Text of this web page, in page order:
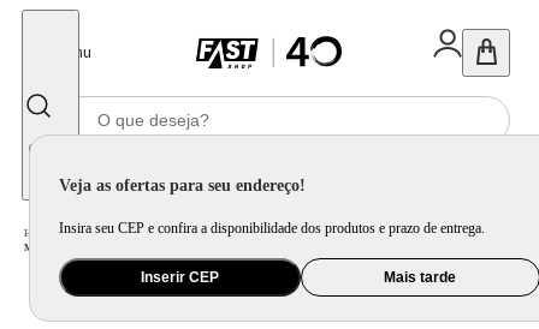
Menu
Veja as ofertas para seu endereço!
Insira seu CEP e confira a disponibilidade dos produtos e prazo de entrega.
Inserir CEP Mais tarde
Home Eletroportátil / Preparo de Alimento / Processador de Alimento
Mini Processador Wap Fast Cut WMP150 150W 360ml Motor Silencioso Lâminas de Inox